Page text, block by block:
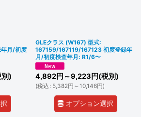
月/初度
)
GLEクラス (W167) 型式:
167159/167119/167123 初度登録年
月/初度検査年月: R1/6〜
4,892円 ～9,223 円(税別)
(税込 : 5,382円 ～10,146円)
オプション選択